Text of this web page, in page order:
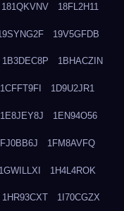
181QKVNV 18FL2H11
19V5GFDB
1B3DEC8P 1BHACZIN
1CFFT9FI 1D9U2JR1
1E8JEY8J 1EN94O56
1FM8AVFQ
1GWILLXI 1H4L4ROK
1HR93CXT 1I70CGZX